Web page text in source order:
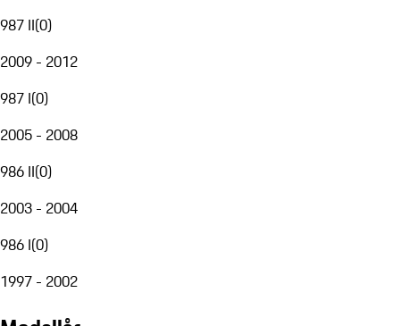
987 II(0)
2009 - 2012
987 I(0)
2005 - 2008
986 II(0)
2003 - 2004
986 I(0)
1997 - 2002